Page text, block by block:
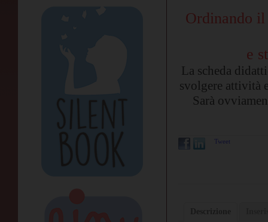
Ordinando
e
La scheda
svolgere attività
Sarà
Tweet